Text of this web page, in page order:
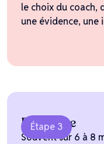
le choix du coach,
une évidence, une
Profilage
Souvent sur 6 à 8
Étape 3